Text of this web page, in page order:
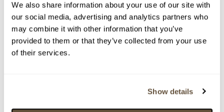
We also share information about your use of our site with
our social media, advertising and analytics partners who
may combine it with other information that you’ve
provided to them or that they’ve collected from your use
of their services.
Show details
> zpět na aukční výsledky
VYDRAŽENO
Karel Laštovka
12.10.2022 22:54:00